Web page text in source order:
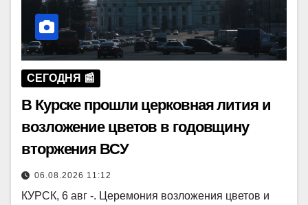
СЕГОДНЯ 📰
В Курске прошли церковная лития и
возложение цветов в годовщину
вторжения ВСУ
06.08.2026 11:12
КУРСК, 6 авг -. Церемония возложения цветов и